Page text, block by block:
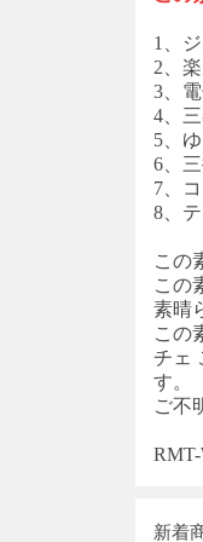
1、
2、
3、
4、
5、
6、
7、
8、
この
この
素晴
この
チェ
す。
ご不
新着